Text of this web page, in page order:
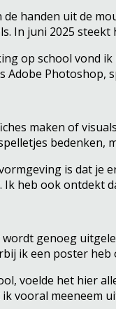
handen uit de
In juni 2025
op school vond
Adobe Photoshop,
maken of
bedenken,
is dat je
heb ook ontdekt
genoeg
ik een poster
voelde het hier
vooral meeneem